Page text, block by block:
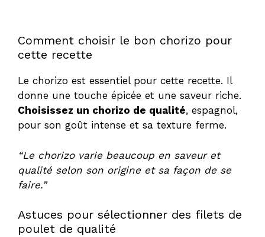
Comment choisir le bon chorizo pour
cette recette
Le chorizo est essentiel pour cette recette. Il
donne une touche épicée et une saveur riche.
Choisissez un chorizo de qualité, espagnol,
pour son goût intense et sa texture ferme.
“Le chorizo varie beaucoup en saveur et
qualité selon son origine et sa façon de se
faire.”
Astuces pour sélectionner des filets de
poulet de qualité